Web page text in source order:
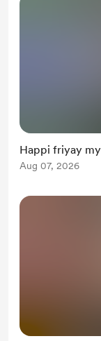
Happi friyay
Aug 07, 2026